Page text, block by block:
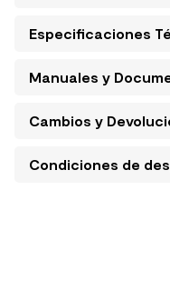
Especificaciones
Manuales y
Cambios y
Condiciones de